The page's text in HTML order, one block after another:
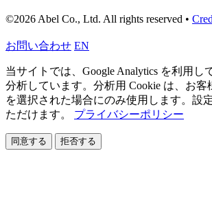
©2026 Abel Co., Ltd. All rights reserved •
お問い合わせ EN
当サイトでは、Google Analytics を利用し
分析しています。分析用 Cookie は、お客
を選択された場合にのみ使用します。設
ただけます。 プライバシーポリシー
同意する 拒否する